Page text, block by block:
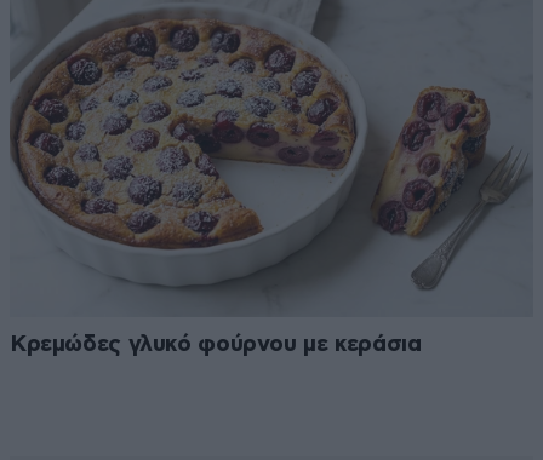
Κρεμώδες γλυκό φούρνου με κεράσια